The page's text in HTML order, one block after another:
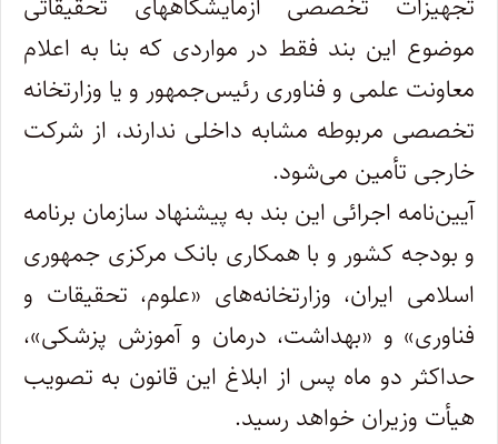
موضوع این بند فقط در مواردی که بنا به اعلام
معاونت علمی و فناوری رئیس‌جمهور و یا وزارتخانه
تخصصی مربوطه مشابه داخلی ندارند، از شرکت
خارجی تأمین می‌شود.
آیین‌نامه اجرائی این بند به پیشنهاد سازمان برنامه
و بودجه کشور و با همکاری بانک مرکزی جمهوری
اسلامی ایران، وزارتخانه‌های «علوم، تحقیقات و
فناوری» و «بهداشت، درمان و آموزش پزشکی»،
حداکثر دو ماه پس از ابلاغ این قانون به تصویب
هیأت وزیران خواهد رسید.